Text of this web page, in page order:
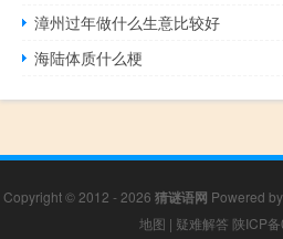
漳州过年做什么生意比较好
海陆体质什么梗
Copyright © 2012 - 2026 猜谜语网 Powered by
地图 | 疑难解答 陕ICP